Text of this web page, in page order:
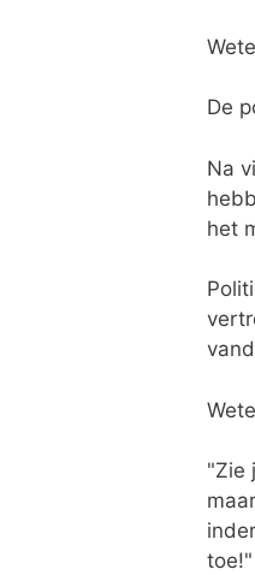
De
Na
het
"Zie
toe!"